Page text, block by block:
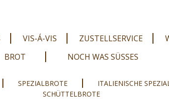
VIS-Á-VIS ZUSTELLSERVICE
BROT
NOCH WAS SÜSSES
SPEZIALBROTE ITALIENISCHE
SCHÜTTELBROTE